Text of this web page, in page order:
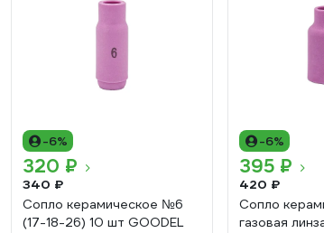
-6%
320 ₽
340 ₽
Сопло керамическое №6
(17-18-26) 10 шт GOODEL
-6%
395 ₽
420 ₽
Сопло
газовая